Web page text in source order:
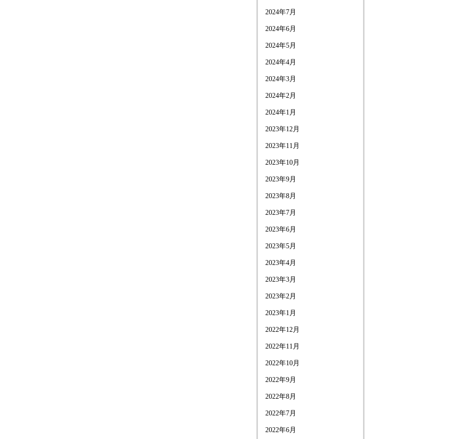
2024年7月
2024年6月
2024年5月
2024年4月
2024年3月
2024年2月
2024年1月
2023年12月
2023年11月
2023年10月
2023年9月
2023年8月
2023年7月
2023年6月
2023年5月
2023年4月
2023年3月
2023年2月
2023年1月
2022年12月
2022年11月
2022年10月
2022年9月
2022年8月
2022年7月
2022年6月